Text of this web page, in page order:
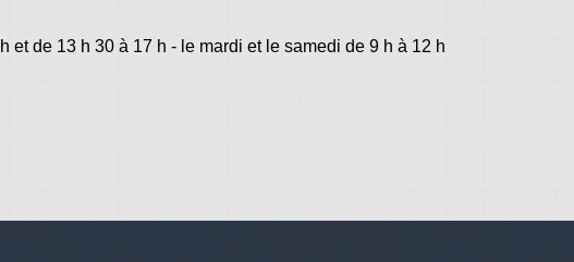
de 13 h 30 à 17 h - le mardi et le samedi de 9 h à 12 h